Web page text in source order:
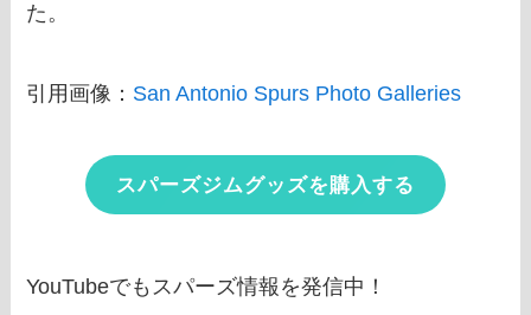
た。
引用画像： San Antonio Spurs Photo Galleries
スパーズジムグッズを購入する
YouTubeでもスパーズ情報を発信中！